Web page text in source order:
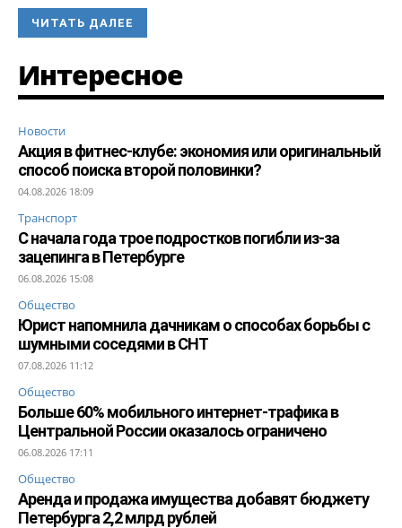
ЧИТАТЬ ДАЛЕЕ
Интересное
Новости
Акция в фитнес-клубе: экономия или оригинальный
способ поиска второй половинки?
04.08.2026 18:09
Транспорт
С начала года трое подростков погибли из-за
зацепинга в Петербурге
06.08.2026 15:08
Общество
Юрист напомнила дачникам о способах борьбы с
шумными соседями в СНТ
07.08.2026 11:12
Общество
Больше 60% мобильного интернет-трафика в
Центральной России оказалось ограничено
06.08.2026 17:11
Общество
Аренда и продажа имущества добавят бюджету
Петербурга 2,2 млрд рублей